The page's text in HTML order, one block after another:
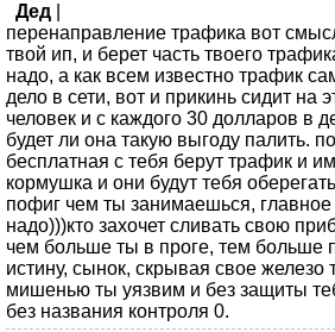
Дед
перенаправление трафика вот
твой ип, и берет часть твоего
надо, а как всем известно трафик
дело в сети, вот и прикинь сидит на
человек и с каждого 30 долларов в
будет ли она такую выгоду палить.
бесплатная с тебя берут трафик и
кормушка и они будут тебя
пофиг чем ты занимаешься, главное
надо)))кто захочет сливать свою
чем больше ты в проге, тем больше
истину, сынок, скрывая свое
мишенью ты уязвим и без защиты
без названия контроля 0.